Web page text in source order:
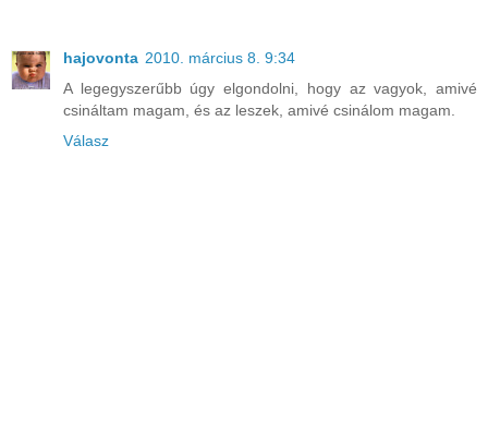
hajovonta 2010. március 8. 9:34
A legegyszerűbb úgy elgondolni, hogy az vagyok, amivé
csináltam magam, és az leszek, amivé csinálom magam.
Válasz